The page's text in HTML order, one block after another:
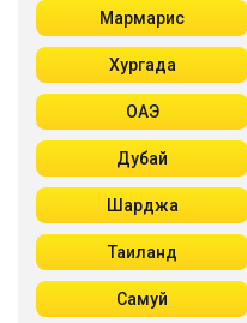
Мармарис
Хургада
ОАЭ
Дубай
Шарджа
Таиланд
Самуй